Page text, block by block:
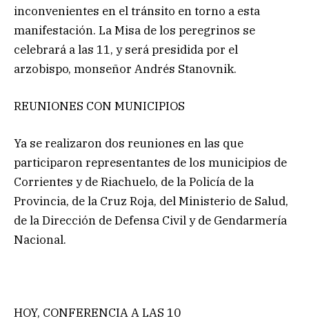
inconvenientes en el tránsito en torno a esta
manifestación. La Misa de los peregrinos se
celebrará a las 11, y será presidida por el
arzobispo, monseñor Andrés Stanovnik.
REUNIONES CON MUNICIPIOS
Ya se realizaron dos reuniones en las que
participaron representantes de los municipios de
Corrientes y de Riachuelo, de la Policía de la
Provincia, de la Cruz Roja, del Ministerio de Salud,
de la Dirección de Defensa Civil y de Gendarmería
Nacional.
HOY, CONFERENCIA A LAS 10